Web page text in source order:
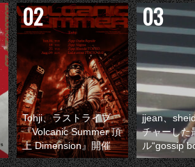
Tohji、ラストライブ
『Volcanic Summer 頂
上 Dimension』開催
jjean、
チャーした
ル“gossip